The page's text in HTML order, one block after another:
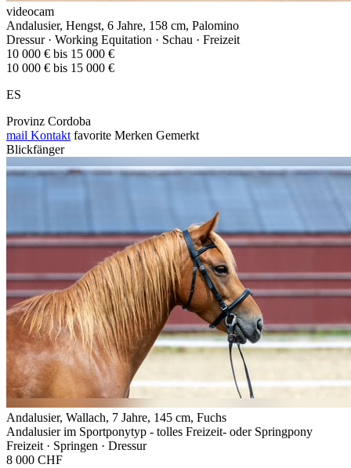
videocam
Andalusier, Hengst, 6 Jahre, 158 cm, Palomino
Dressur · Working Equitation · Schau · Freizeit
10 000 € bis 15 000 €
10 000 € bis 15 000 €
ES
Provinz Cordoba
mail Kontakt favorite Merken Gemerkt
Blickfänger
Andalusier, Wallach, 7 Jahre, 145 cm, Fuchs
Andalusier im Sportponytyp - tolles Freizeit- oder Springpony
Freizeit · Springen · Dressur
8 000 CHF